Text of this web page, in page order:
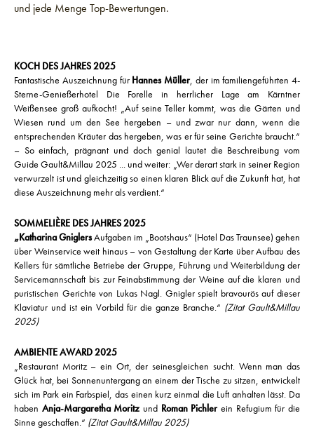
und jede Menge Top-Bewertungen.
KOCH DES JAHRES 2025
Fantastische Auszeichnung für Hannes Müller, der im familiengeführten 4-
Sterne-Genießerhotel Die Forelle in herrlicher Lage am Kärntner
Weißensee groß aufkocht! „Auf seine Teller kommt, was die Gärten und
Wiesen rund um den See hergeben – und zwar nur dann, wenn die
entsprechenden Kräuter das hergeben, was er für seine Gerichte braucht.“
– So einfach, prägnant und doch genial lautet die Beschreibung vom
Guide Gault&Millau 2025 ... und weiter: „Wer derart stark in seiner Region
verwurzelt ist und gleichzeitig so einen klaren Blick auf die Zukunft hat, hat
diese Auszeichnung mehr als verdient.“
SOMMELIÈRE DES JAHRES 2025
„Katharina GniglersAufgaben im „Bootshaus“ (Hotel Das Traunsee) gehen
über Weinservice weit hinaus – von Gestaltung der Karte über Aufbau des
Kellers für sämtliche Betriebe der Gruppe, Führung und Weiterbildung der
Servicemannschaft bis zur Feinabstimmung der Weine auf die klaren und
puristischen Gerichte von Lukas Nagl. Gnigler spielt bravourös auf dieser
Klaviatur und ist ein Vorbild für die ganze Branche.“ (Zitat Gault&Millau
2025)
AMBIENTE AWARD 2025
„Restaurant Moritz – ein Ort, der seinesgleichen sucht. Wenn man das
Glück hat, bei Sonnenuntergang an einem der Tische zu sitzen, entwickelt
sich im Park ein Farbspiel, das einen kurz einmal die Luft anhalten lässt. Da
haben Anja-Margaretha Moritzund Roman Pichlerein Refugium für die
Sinne geschaffen.“ (Zitat Gault&Millau 2025)